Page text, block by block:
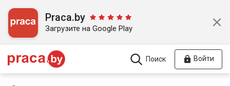
Praca.by
Загрузите на Google Play
Поиск Войти